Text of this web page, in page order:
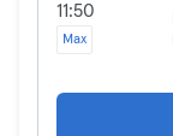
11:50
Max